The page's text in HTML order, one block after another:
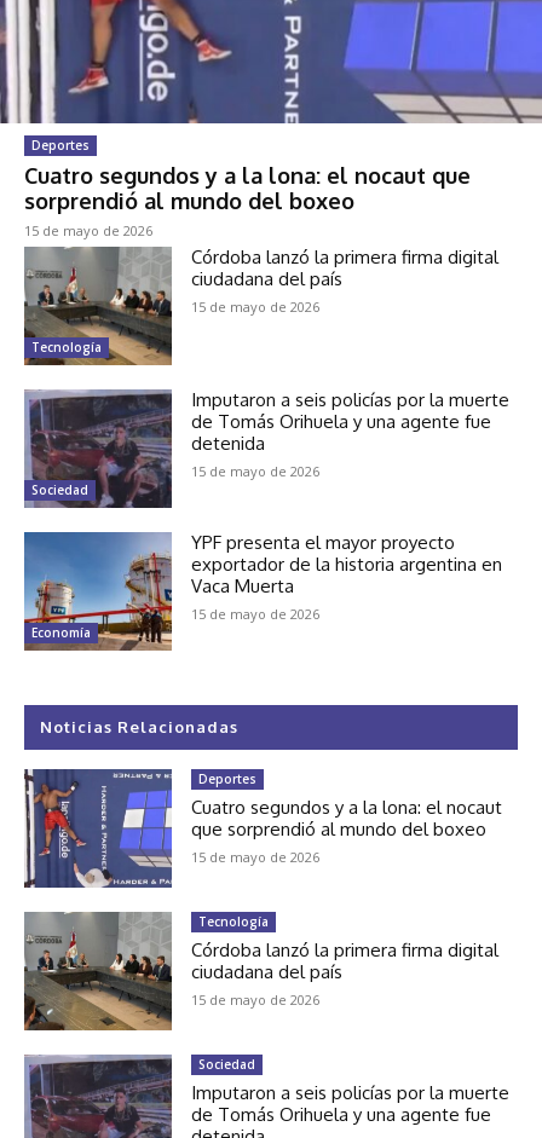
Deportes
Cuatro segundos y a la lona: el nocaut que
sorprendió al mundo del boxeo
15 de mayo de 2026
Tecnología
Córdoba lanzó la primera firma digital
ciudadana del país
15 de mayo de 2026
Sociedad
Imputaron a seis policías por la muerte
de Tomás Orihuela y una agente fue
detenida
15 de mayo de 2026
Economía
YPF presenta el mayor proyecto
exportador de la historia argentina en
Vaca Muerta
15 de mayo de 2026
Noticias Relacionadas
Deportes
Cuatro segundos y a la lona: el nocaut
que sorprendió al mundo del boxeo
15 de mayo de 2026
Tecnología
Córdoba lanzó la primera firma digital
ciudadana del país
15 de mayo de 2026
Sociedad
Imputaron a seis policías por la muerte
de Tomás Orihuela y una agente fue